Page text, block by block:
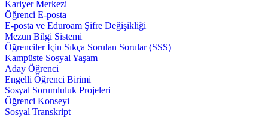
Kariyer Merkezi
Öğrenci E-posta
E-posta ve Eduroam Şifre Değişikliği
Mezun Bilgi Sistemi
Öğrenciler İçin Sıkça Sorulan Sorular (SSS)
Kampüste Sosyal Yaşam
Aday Öğrenci
Engelli Öğrenci Birimi
Sosyal Sorumluluk Projeleri
Öğrenci Konseyi
Sosyal Transkript